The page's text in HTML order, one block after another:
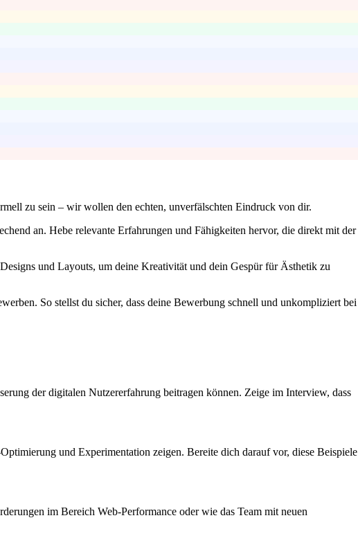
zu sein – wir wollen den echten, unverfälschten Eindruck von dir.
an. Hebe relevante Erfahrungen und Fähigkeiten hervor, die direkt mit der
und Layouts, um deine Kreativität und dein Gespür für Ästhetik zu
So stellst du sicher, dass deine Bewerbung schnell und unkompliziert bei
der digitalen Nutzererfahrung beitragen können. Zeige im Interview, dass
und Experimentation zeigen. Bereite dich darauf vor, diese Beispiele
im Bereich Web-Performance oder wie das Team mit neuen